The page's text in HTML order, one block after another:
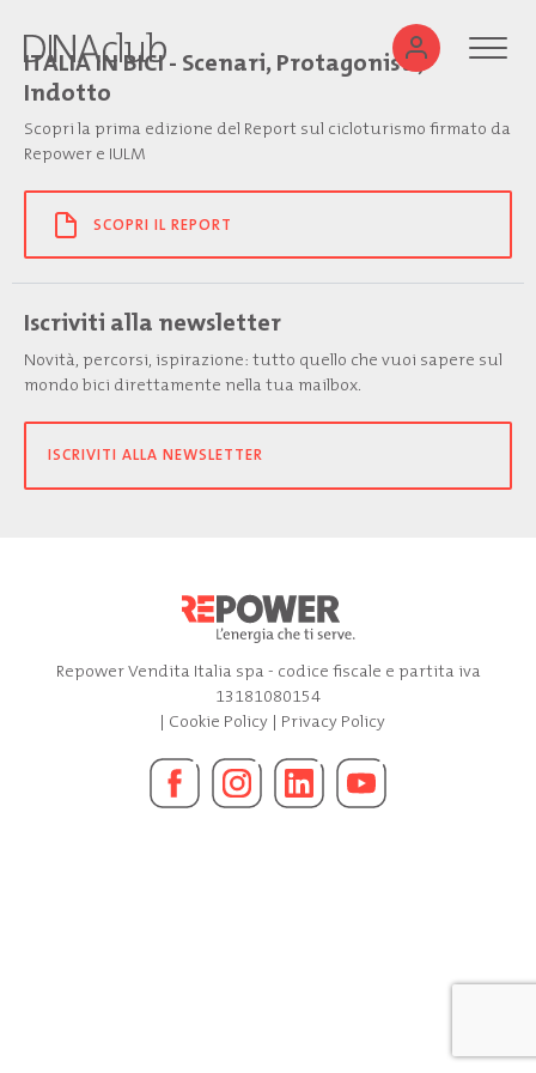
ITALIA IN BICI - Scenari, Protagonisti,
Indotto
Scopri la prima edizione del Report sul cicloturismo firmato da
Repower e IULM
SCOPRI IL REPORT
Iscriviti alla newsletter
Novità, percorsi, ispirazione: tutto quello che vuoi sapere sul
mondo bici direttamente nella tua mailbox.
ISCRIVITI ALLA NEWSLETTER
Repower Vendita Italia spa - codice fiscale e partita iva
13181080154
| Cookie Policy| Privacy Policy